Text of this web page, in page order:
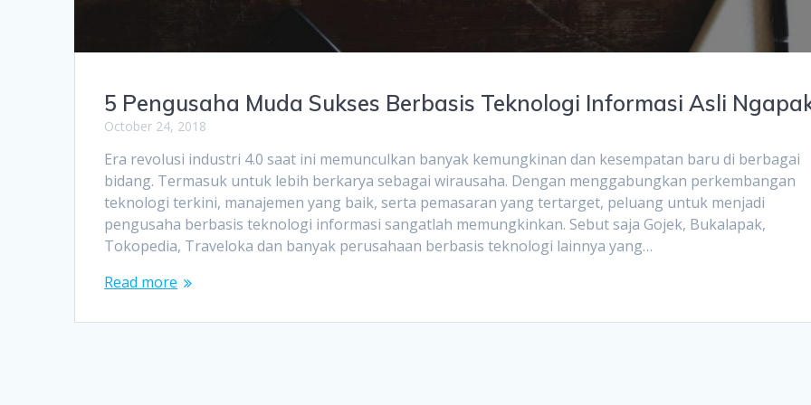
5 Pengusaha Muda Sukses Berbasis Teknologi Informasi Asli
October 24, 2018
Era revolusi industri 4.0 saat ini memunculkan banyak kemungkinan dan kesempatan baru di berbagai
bidang. Termasuk untuk lebih berkarya sebagai wirausaha. Dengan menggabungkan perkembangan
teknologi terkini, manajemen yang baik, serta pemasaran yang tertarget, peluang untuk menjadi
pengusaha berbasis teknologi informasi sangatlah memungkinkan. Sebut saja Gojek, Bukalapak,
Tokopedia, Traveloka dan banyak perusahaan berbasis teknologi lainnya yang…
Read more